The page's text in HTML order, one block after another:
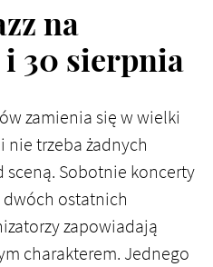
na
i 30 sierpnia
zamienia się w wielki
nie trzeba żadnych
Sobotnie koncerty
ostatnich
zapowiadają
charakterem. Jednego